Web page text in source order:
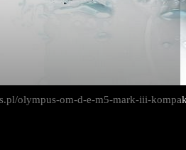
olympus-om-d-e-m5-mark-iii-